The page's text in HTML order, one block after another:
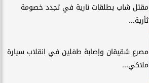
مقتل شاب بطلقات نارية في تجدد خصومة
ثأرية...
مصرع شقيقان وإصابة طفلين في انقلاب سيارة
ملاكي...